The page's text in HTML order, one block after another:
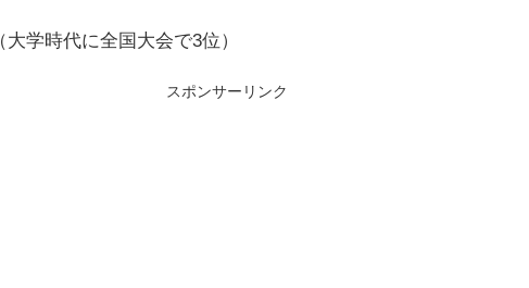
学時代に全国大会で3位）
スポンサーリンク